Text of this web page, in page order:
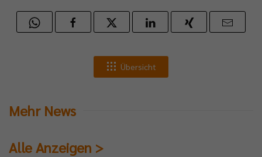
Übersicht
Mehr News
Alle Anzeigen >